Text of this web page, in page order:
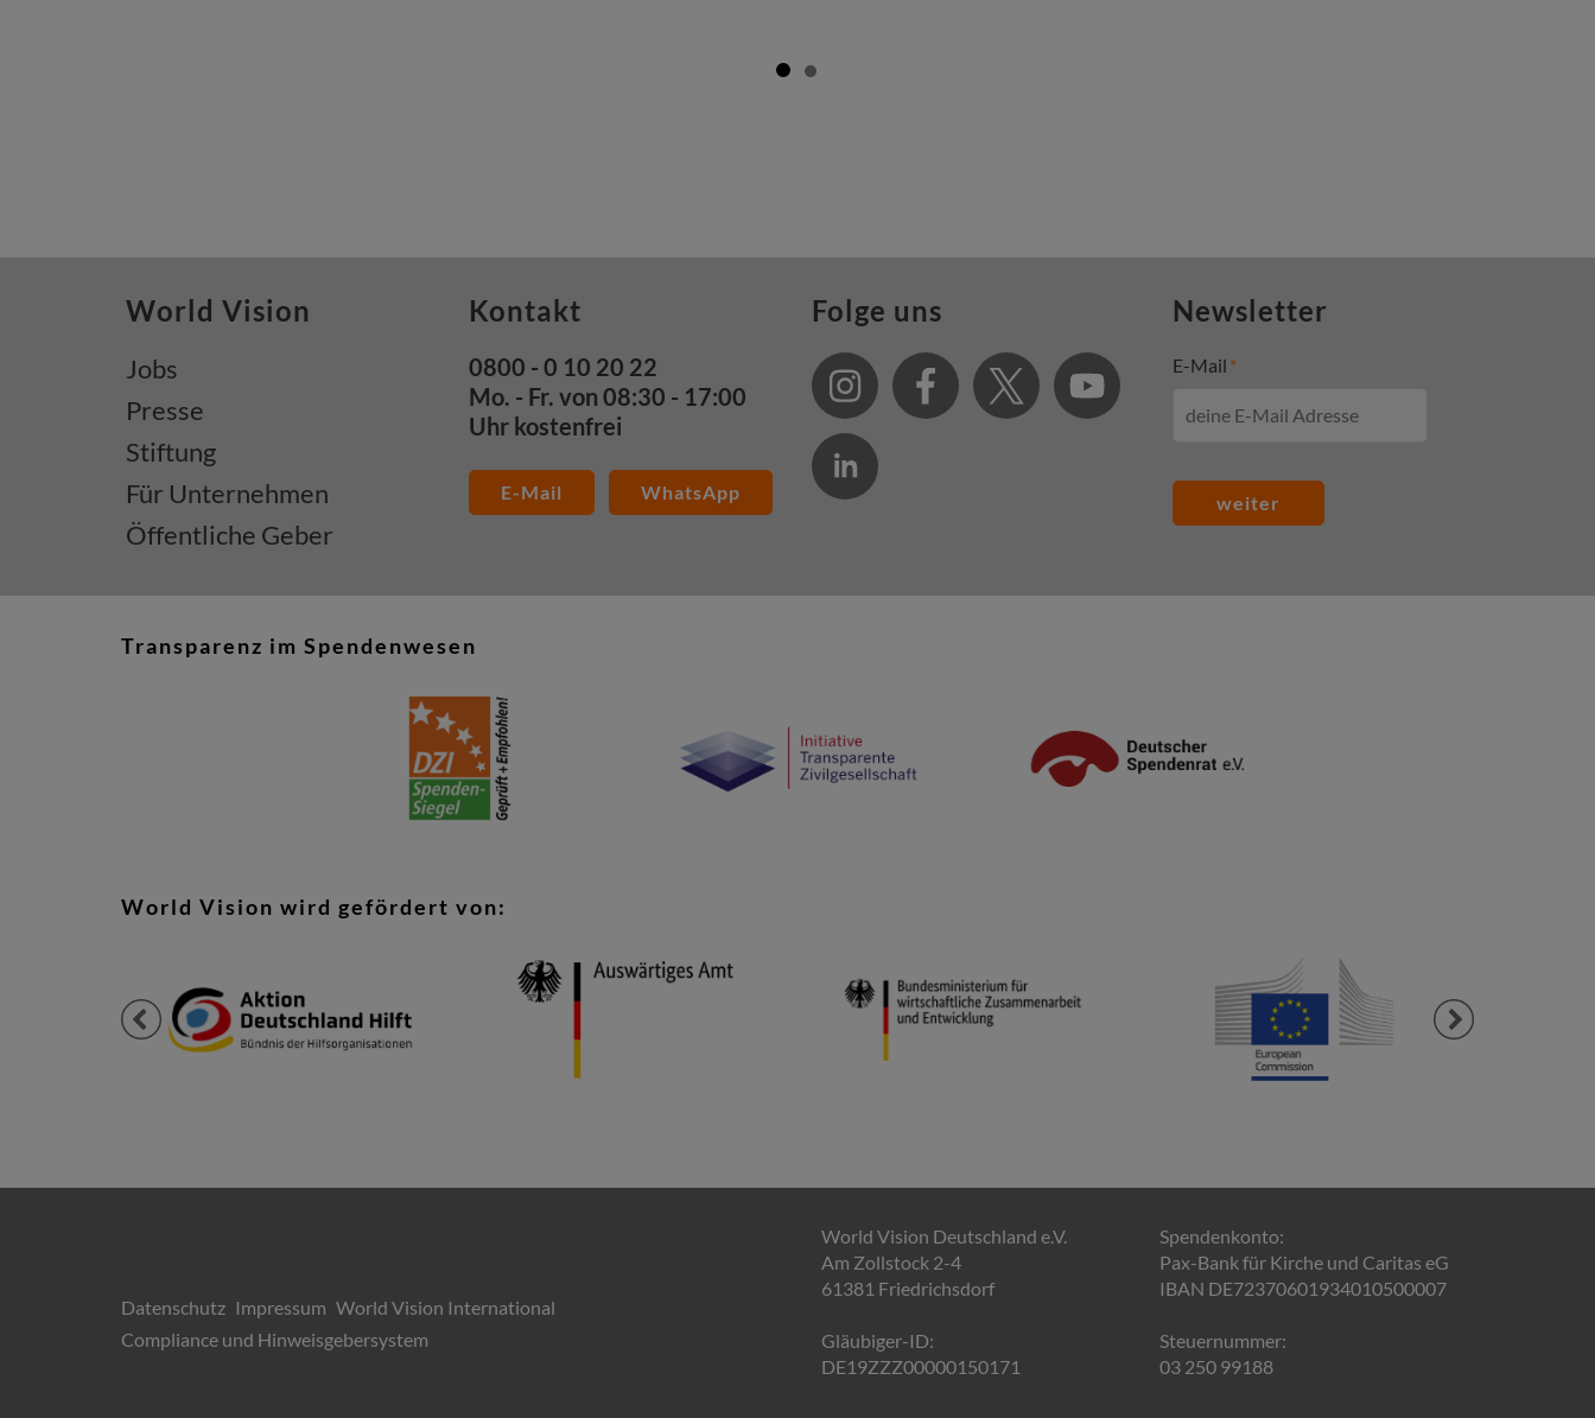
World Vision
Jobs
Presse
Stiftung
Für Unternehmen
Öffentliche Geber
Kontakt
0800 - 0 10 20 22
Mo. - Fr. von 08:30 - 17:00
Uhr kostenfrei
E-Mail WhatsApp
Folge uns Newsletter
E-Mail
weiter
Transparenz im Spendenwesen
World Vision wird gefördert von:
Previous Next
Datenschutz Impressum World Vision International
Compliance und Hinweisgebersystem
World Vision Deutschland e.V.
Am Zollstock 2-4
61381 Friedrichsdorf
Gläubiger-ID:
DE19ZZZ00000150171
Spendenkonto:
Pax-Bank für Kirche und Caritas eG
IBAN DE72370601934010500007
Steuernummer:
03 250 99188